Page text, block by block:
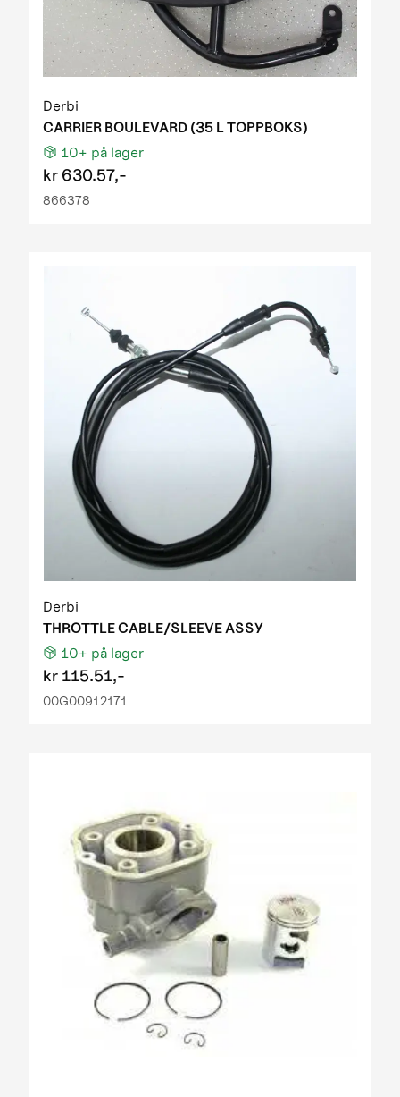
Derbi
CARRIER BOULEVARD (35 L TOPPBOKS)
10+ på lager
kr 630.57,-
866378
Derbi
THROTTLE CABLE/SLEEVE ASSY
10+ på lager
kr 115.51,-
00G00912171